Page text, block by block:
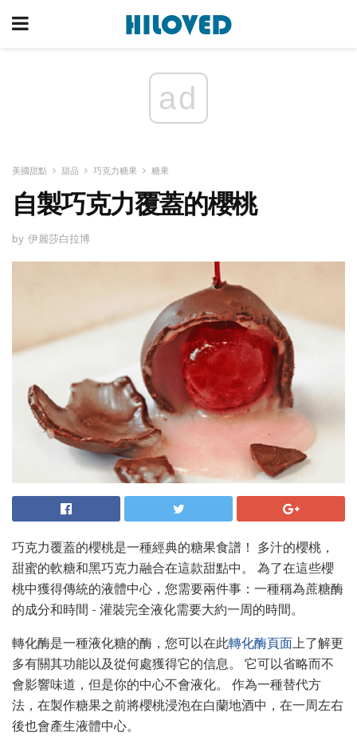
ad
美國甜點 甜品 巧克力糖果 糖果
自製巧克力覆蓋的櫻桃
by 伊麗莎白拉博
巧克力覆蓋的櫻桃是一種經典的糖果食譜！ 多汁的櫻桃，
甜蜜的軟糖和黑巧克力融合在這款甜點中。 為了在這些櫻
桃中獲得傳統的液體中心，您需要兩件事：一種稱為蔗糖酶
的成分和時間 - 灌裝完全液化需要大約一周的時間。
轉化酶是一種液化糖的酶，您可以在此轉化酶頁面 上了解更
多有關其功能以及從何處獲得它的信息。 它可以省略而不
會影響味道，但是你的中心不會液化。 作為一種替代方
法，在製作糖果之前將櫻桃浸泡在白蘭地酒中，在一周左右
後也會產生液體中心。